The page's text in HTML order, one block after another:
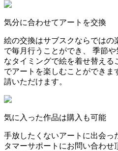
気分に合わせてアートを交換
絵の交換はサブスクならではの
で毎月行うことができ、 季節
なタイミングで絵を着せ替える
でアートを楽しむことができま
請いただけます。
気に入った作品は購入も可能
手放したくないアートに出会っ
タマーサポートにお問い合わせ